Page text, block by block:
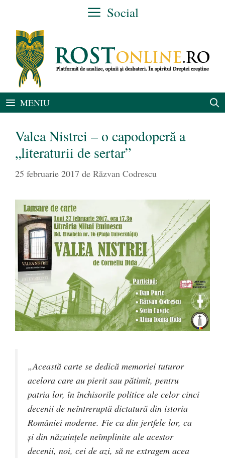
conținut
Social
MENIU
Valea Nistrei – o capodoperă a
„literaturii de sertar”
25 februarie 2017 de Răzvan Codrescu
„Această carte se dedică memoriei tuturor
acelora care au pierit sau pătimit, pentru
patria lor, în închisorile politice ale celor cinci
decenii de neîntreruptă dictatură din istoria
României moderne. Fie ca din jertfele lor, ca
şi din năzuinţele neîmplinite ale acestor
decenii, noi, cei de azi, să ne extragem acea